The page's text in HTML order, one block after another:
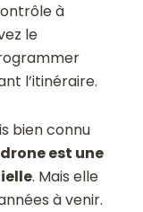
à
le
l’itinéraire.
bien connu
est une
. Mais elle
à venir.